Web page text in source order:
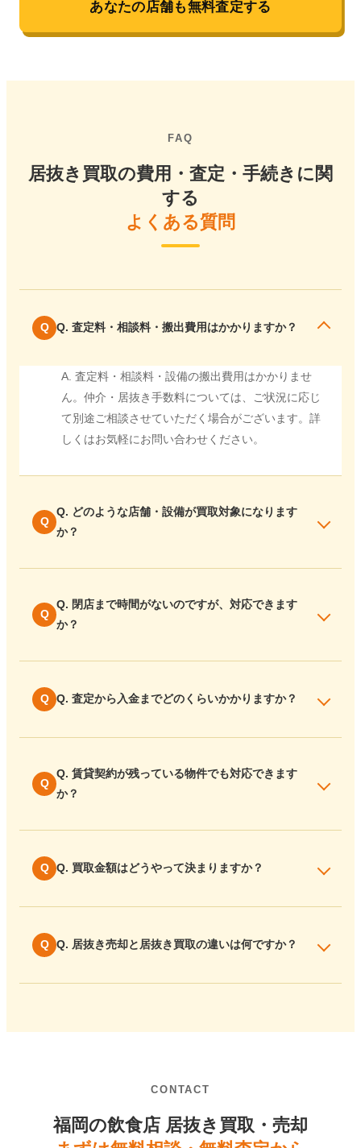
あなたの店舗も無料査定する
FAQ
居抜き買取の費用・査定・手続きに関
する
よくある質問
Q. 査定料・相談料・搬出費用はかかりますか？
A. 査定料・相談料・設備の搬出費用はかかりませ
ん。仲介・居抜き手数料については、ご状況に応じ
て別途ご相談させていただく場合がございます。詳
しくはお気軽にお問い合わせください。
Q. どのような店舗・設備が買取対象になります
か？
Q. 閉店まで時間がないのですが、対応できます
か？
Q. 査定から入金までどのくらいかかりますか？
Q. 賃貸契約が残っている物件でも対応できます
か？
Q. 買取金額はどうやって決まりますか？
Q. 居抜き売却と居抜き買取の違いは何ですか？
CONTACT
福岡の飲食店 居抜き買取・売却